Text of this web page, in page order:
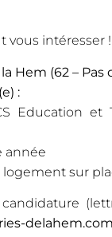
vous intéresser !
Hem (62 –
:
Education et
année
logement sur
candidature
delahem.com